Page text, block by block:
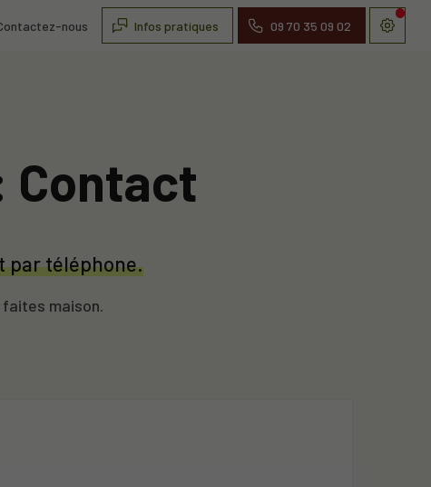
nous Infos pratiques 09 70 35 09 02
Contact
par téléphone.
maison.